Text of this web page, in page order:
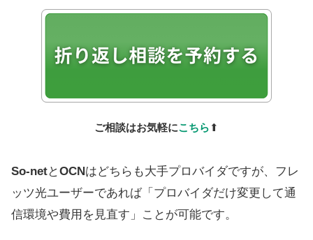
ご相談はお気軽にこちら ⬆
So-netとOCNはどちらも大手プロバイダですが、フレ
ッツ光ユーザーであれば「プロバイダだけ変更して通
信環境や費用を見直す」ことが可能です。